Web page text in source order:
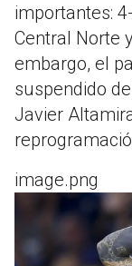
importantes:
Central Norte
embargo, el
suspendido
Javier
image.png